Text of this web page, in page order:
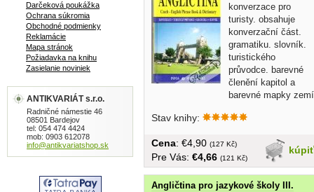
konverzace pro
turisty. obsahuje
konverzační část.
gramatiku. slovník.
turistického
průvodce. barevné
členění kapitol a
barevné mapky zemí
Stav knihy:
kúpiť
Cena: €4,90 (127 Kč)
Pre Vás: €4,66 (121 Kč)
Angličtina pro jazykové školy III.
Darčeková poukážka
Ochrana súkromia
Obchodné podmienky
Reklamácie
Mapa stránok
Požiadavka na knihu
Zasielanie noviniek
ANTIKVARIÁT s.r.o.
Radničné námestie 46
08501 Bardejov
tel: 054 474 4424
mob: 0903 612078
info@antikvariatshop.sk